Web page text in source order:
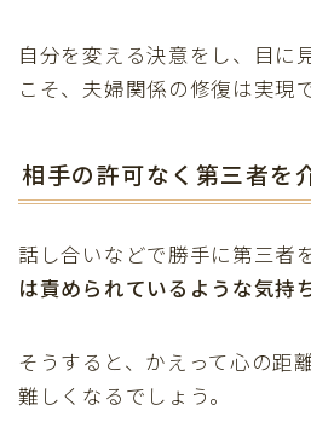
自分を変える決意をし、目に
こそ、夫婦関係の修復は実現
相手の許可なく第三者を
話し合いなどで勝手に第三者
は責められているような気持
そうすると、かえって心の距
難しくなるでしょう。